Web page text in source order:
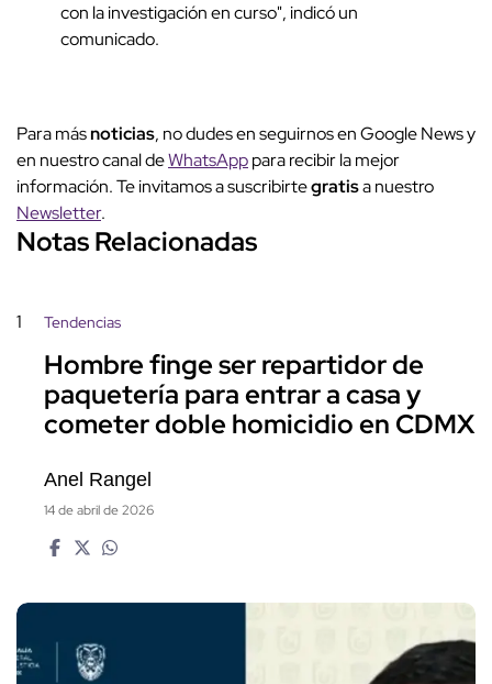
con la investigación en curso", indicó un
comunicado.
Para másnoticias, no dudes en seguirnos en Google News y
en nuestro canal deWhatsApppara recibir la mejor
información. Te invitamos a suscribirtegratisa nuestro
Newsletter.
Notas Relacionadas
1 Tendencias
Hombre finge ser repartidor de
paquetería para entrar a casa y
cometer doble homicidio en CDMX
Anel Rangel
14 de abril de 2026